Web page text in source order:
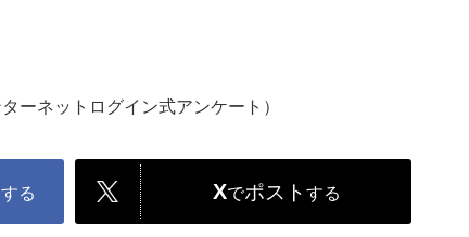
ーネットログイン式アンケート）
する Xでポスト する